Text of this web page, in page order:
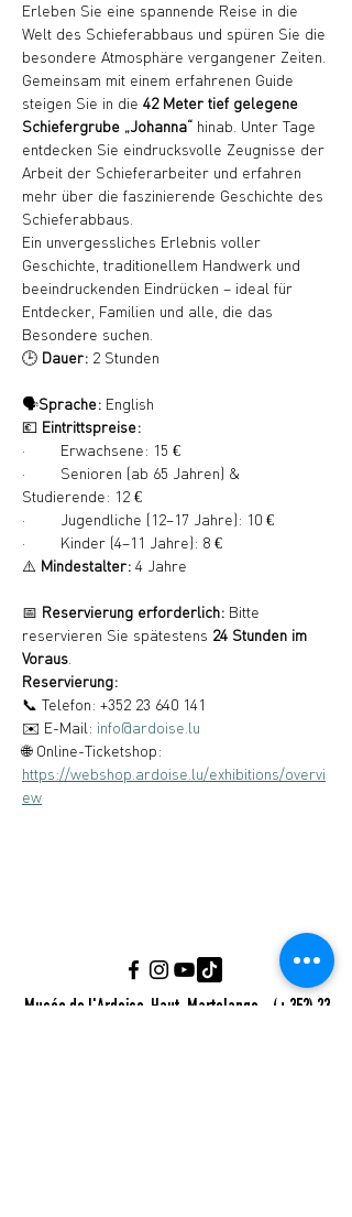
Erleben Sie eine spannende Reise in die
Welt des Schieferabbaus und spüren Sie die
besondere Atmosphäre vergangener Zeiten.
Gemeinsam mit einem erfahrenen Guide
steigen Sie in die 42 Meter tief gelegene
Schiefergrube „Johanna“ hinab. Unter Tage
entdecken Sie eindrucksvolle Zeugnisse der
Arbeit der Schieferarbeiter und erfahren
mehr über die faszinierende Geschichte des
Schieferabbaus.
Ein unvergessliches Erlebnis voller
Geschichte, traditionellem Handwerk und
beeindruckenden Eindrücken – ideal für
Entdecker, Familien und alle, die das
Besondere suchen.
🕒 Dauer: 2 Stunden
🗣️Sprache: English
💶 Eintrittspreise:
·        Erwachsene: 15 €
·        Senioren (ab 65 Jahren) &
Studierende: 12 €
·        Jugendliche (12–17 Jahre): 10 €
·        Kinder (4–11 Jahre): 8 €
⚠️ Mindestalter: 4 Jahre
📅 Reservierung erforderlich: Bitte
reservieren Sie spätestens 24 Stunden im
Voraus
Reservierung:
📞 Telefon: +352 23 640 141
✉️ E-Mail: info@ardoise.lu
🌐 Online-Ticketshop:
https://webshop.ardoise.lu/exhibitions/overvi
ew
Musée de l'Ardoise, Haut-Martelange - (+352) 23